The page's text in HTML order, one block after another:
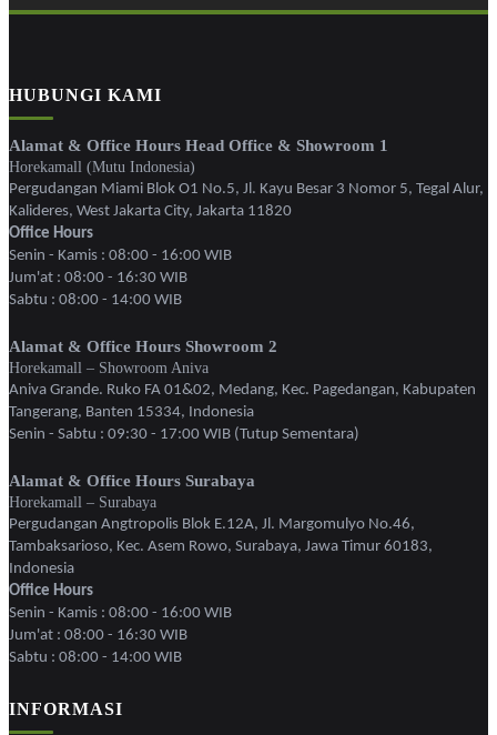
HUBUNGI KAMI
Alamat & Office Hours Head Office & Showroom 1
Horekamall (Mutu Indonesia)
Pergudangan Miami Blok O1 No.5, Jl. Kayu Besar 3 Nomor 5, Tegal Alur,
Kalideres, West Jakarta City, Jakarta 11820
Office Hours
Senin - Kamis : 08:00 - 16:00 WIB
Jum'at : 08:00 - 16:30 WIB
Sabtu : 08:00 - 14:00 WIB
Alamat & Office Hours Showroom 2
Horekamall – Showroom Aniva
Aniva Grande. Ruko FA 01&02, Medang, Kec. Pagedangan, Kabupaten
Tangerang, Banten 15334, Indonesia
Senin - Sabtu : 09:30 - 17:00 WIB (Tutup Sementara)
Alamat & Office Hours Surabaya
Horekamall – Surabaya
Pergudangan Angtropolis Blok E.12A, Jl. Margomulyo No.46,
Tambaksarioso, Kec. Asem Rowo, Surabaya, Jawa Timur 60183,
Indonesia
Office Hours
Senin - Kamis : 08:00 - 16:00 WIB
Jum'at : 08:00 - 16:30 WIB
Sabtu : 08:00 - 14:00 WIB
INFORMASI